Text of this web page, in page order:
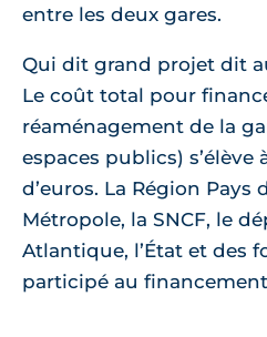
entre les deux gares.
Qui dit grand projet dit
Le coût total pour
réaménagement de la
espaces publics) s’élève
d’euros. La Région Pays
Métropole, la SNCF, le
Atlantique, l’État et des
participé au